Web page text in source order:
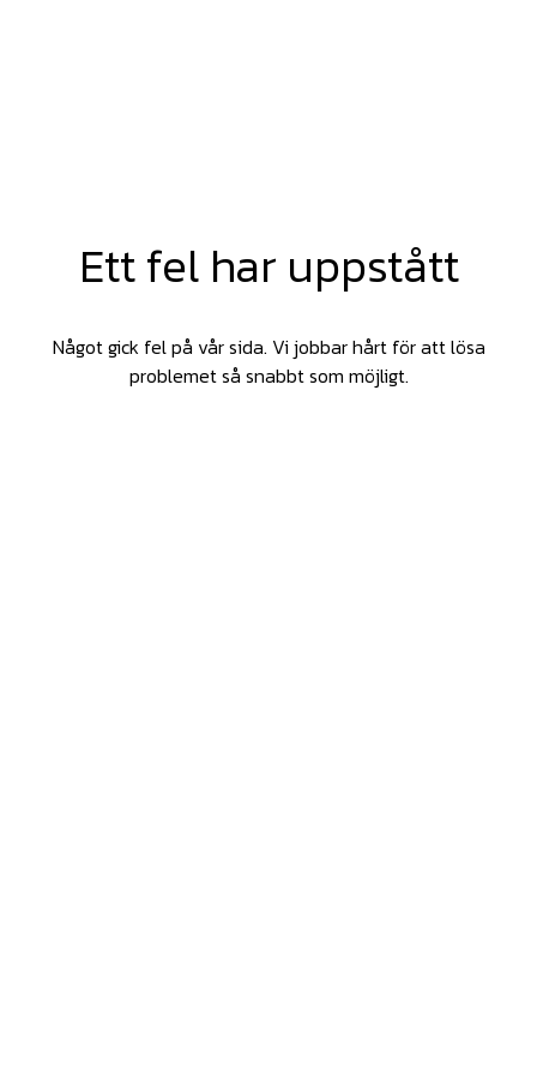
Ett fel har uppstått
Något gick fel på vår sida. Vi jobbar hårt för att lösa
problemet så snabbt som möjligt.